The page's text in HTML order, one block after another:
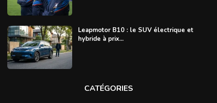
Leapmotor B10 : le SUV électrique et
hybride à prix...
CATÉGORIES